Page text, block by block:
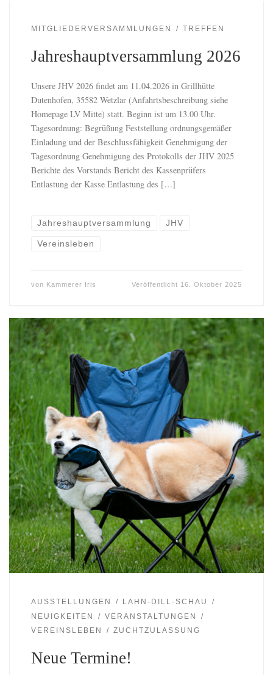
MITGLIEDERVERSAMMLUNGEN TREFFEN
Jahreshauptversammlung 2026
Unsere JHV 2026 findet am 11.04.2026 in Grillhütte
Dutenhofen, 35582 Wetzlar (Anfahrtsbeschreibung siehe
Homepage LV Mitte) statt. Beginn ist um 13.00 Uhr.
Tagesordnung: Begrüßung Feststellung ordnungsgemäßer
Einladung und der Beschlussfähigkeit Genehmigung der
Tagesordnung Genehmigung des Protokolls der JHV 2025
Berichte des Vorstands Bericht des Kassenprüfers
Entlastung der Kasse Entlastung des […]
Jahreshauptversammlung JHV
Vereinsleben
von Kammerer Iris Veröffentlicht 16. Oktober 2025
AUSSTELLUNGEN
LAHN-DILL-SCHAU
NEUIGKEITEN
VERANSTALTUNGEN
VEREINSLEBEN
ZUCHTZULASSUNG
Neue Termine!